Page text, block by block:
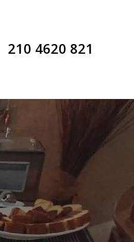
210 4620 821